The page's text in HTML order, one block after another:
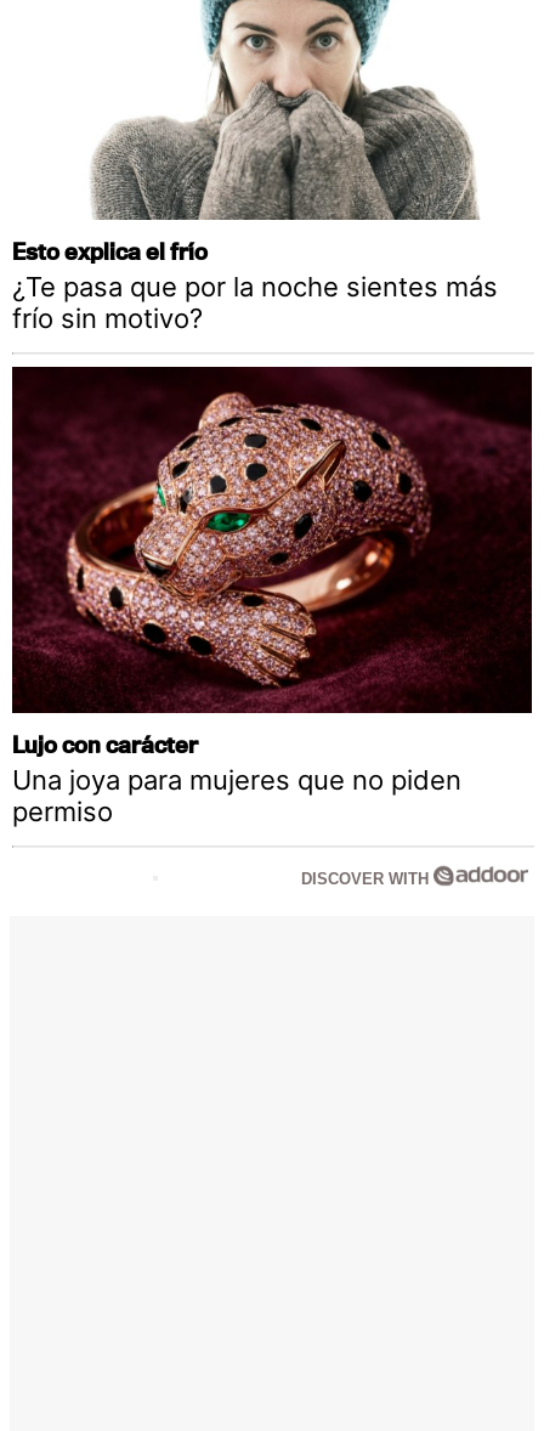
Esto explica el frío
¿Te pasa que por la noche sientes más
frío sin motivo?
Lujo con carácter
Una joya para mujeres que no piden
permiso
DISCOVER WITH